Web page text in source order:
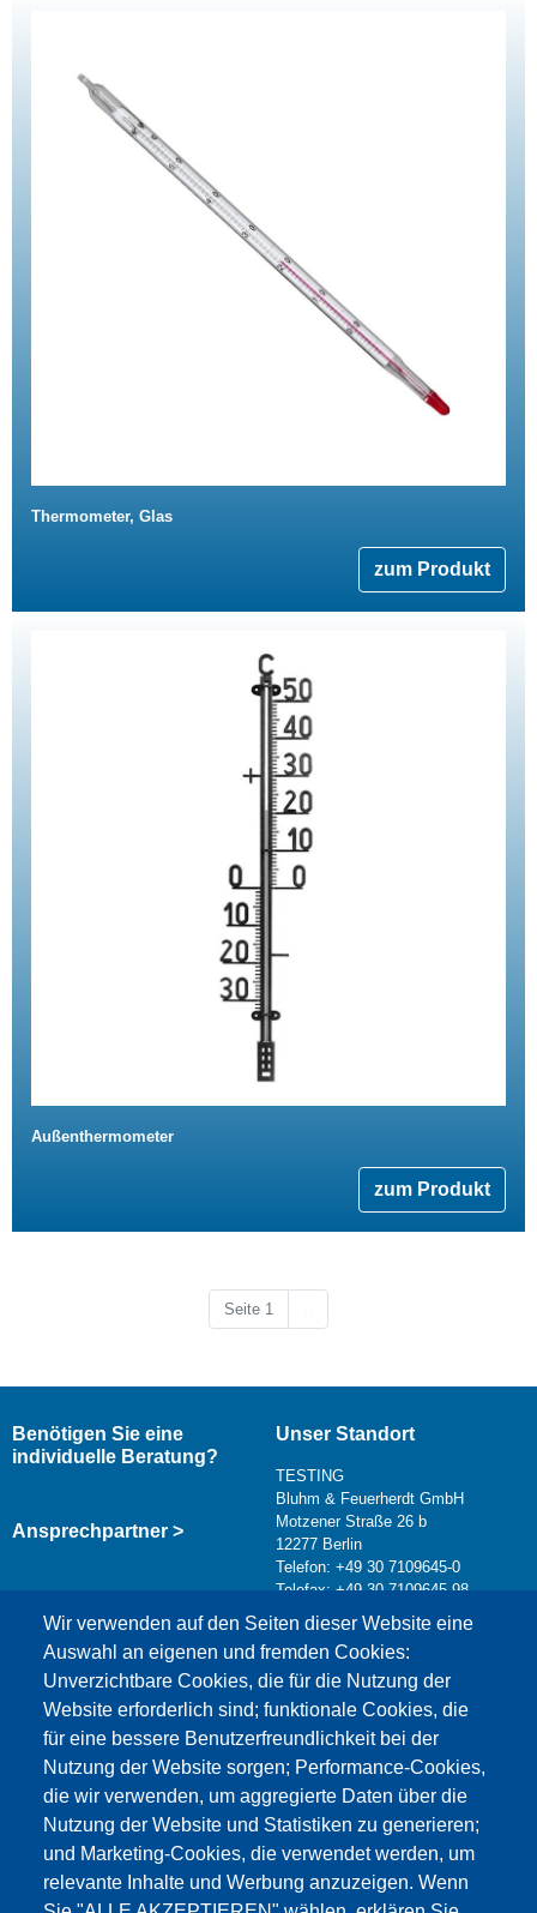
Thermometer, Glas
zum Produkt
Außenthermometer
zum Produkt
Seite 1
Wir verwenden auf den Seiten dieser Website eine
Auswahl an eigenen und fremden Cookies:
Unverzichtbare Cookies, die für die Nutzung der
Website erforderlich sind; funktionale Cookies, die
für eine bessere Benutzerfreundlichkeit bei der
Nutzung der Website sorgen; Performance-Cookies,
die wir verwenden, um aggregierte Daten über die
Nutzung der Website und Statistiken zu generieren;
und Marketing-Cookies, die verwendet werden, um
relevante Inhalte und Werbung anzuzeigen. Wenn
Benötigen Sie eine
individuelle Beratung?
Ansprechpartner >
Unser Standort
TESTING
Bluhm & Feuerherdt GmbH
Motzener Straße 26 b
12277 Berlin
Telefon: +49 30 7109645-0
Telefax: +49 30 7109645-98
info@testing.de
Dieser Inhalt ist blockiert, da die Google Maps
Cookies nicht akzeptiert wurden.
NUR DIE GOOGLE MAPS COOKIES